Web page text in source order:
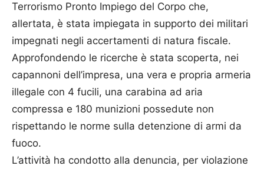
Terrorismo Pronto Impiego del Corpo che,
allertata, è stata impiegata in supporto dei militari
impegnati negli accertamenti di natura fiscale.
Approfondendo le ricerche è stata scoperta, nei
capannoni dell’impresa, una vera e propria armeria
illegale con 4 fucili, una carabina ad aria
compressa e 180 munizioni possedute non
rispettando le norme sulla detenzione di armi da
fuoco.
L’attività ha condotto alla denuncia, per violazione